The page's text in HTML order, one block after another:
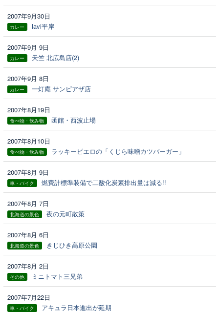
2007年9月30日
カレー lavi平岸
2007年9月 9日
カレー 天竺 北広島店(2)
2007年9月 8日
カレー 一灯庵 サンピアザ店
2007年8月19日
食べ物・飲み物 函館・西波止場
2007年8月10日
食べ物・飲み物 ラッキーピエロの「くじら味噌カツバーガー」
2007年8月 9日
車・バイク 燃費計標準装備で二酸化炭素排出量は減る!!
2007年8月 7日
北海道の景色 夜の元町散策
2007年8月 6日
北海道の景色 きじひき高原公園
2007年8月 2日
その他 ミニトマト三兄弟
2007年7月22日
車・バイク アキュラ日本進出が延期